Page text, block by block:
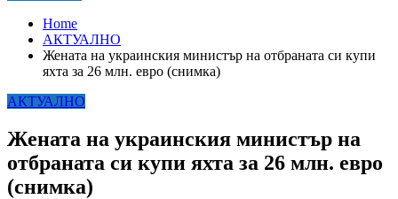
Home
АКТУАЛНО
Жената на украинския министър на отбраната си купи
яхта за 26 млн. евро (снимка)
АКТУАЛНО
Жената на украинския министър на
отбраната си купи яхта за 26 млн. евро
(снимка)